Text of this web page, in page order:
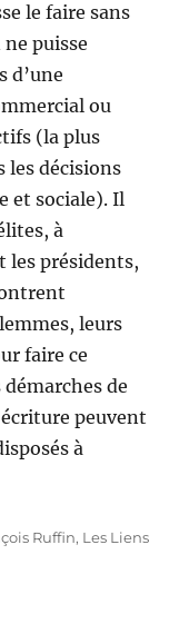
le faire sans
puisse
d’une
ou
(la plus
les décisions
et sociale). Il
à
les présidents,
leurs
faire ce
de
peuvent
à
Ruffin, Les Liens